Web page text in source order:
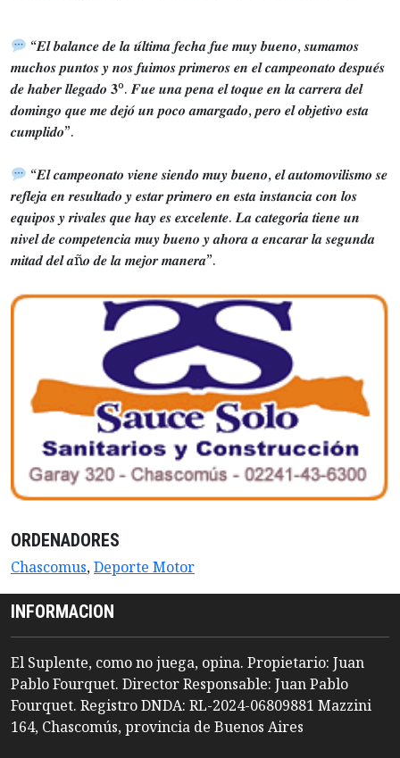
“𝑬𝒍 𝒃𝒂𝒍𝒂𝒏𝒄𝒆 𝒅𝒆 𝒍𝒂 𝒖́𝒍𝒕𝒊𝒎𝒂 𝒇𝒆𝒄𝒉𝒂 𝒇𝒖𝒆 𝒎𝒖𝒚 𝒃𝒖𝒆𝒏𝒐, 𝒔𝒖𝒎𝒂𝒎𝒐𝒔
𝒎𝒖𝒄𝒉𝒐𝒔 𝒑𝒖𝒏𝒕𝒐𝒔 𝒚 𝒏𝒐𝒔 𝒇𝒖𝒊𝒎𝒐𝒔 𝒑𝒓𝒊𝒎𝒆𝒓𝒐𝒔 𝒆𝒏 𝒆𝒍 𝒄𝒂𝒎𝒑𝒆𝒐𝒏𝒂𝒕𝒐 𝒅𝒆𝒔𝒑𝒖𝒆́𝒔
𝒅𝒆 𝒉𝒂𝒃𝒆𝒓 𝒍𝒍𝒆𝒈𝒂𝒅𝒐 𝟑º. 𝑭𝒖𝒆 𝒖𝒏𝒂 𝒑𝒆𝒏𝒂 𝒆𝒍 𝒕𝒐𝒒𝒖𝒆 𝒆𝒏 𝒍𝒂 𝒄𝒂𝒓𝒓𝒆𝒓𝒂 𝒅𝒆𝒍
𝒅𝒐𝒎𝒊𝒏𝒈𝒐 𝒒𝒖𝒆 𝒎𝒆 𝒅𝒆𝒋𝒐́ 𝒖𝒏 𝒑𝒐𝒄𝒐 𝒂𝒎𝒂𝒓𝒈𝒂𝒅𝒐, 𝒑𝒆𝒓𝒐 𝒆𝒍 𝒐𝒃𝒋𝒆𝒕𝒊𝒗𝒐 𝒆𝒔𝒕𝒂
𝒄𝒖𝒎𝒑𝒍𝒊𝒅𝒐”.
“𝑬𝒍 𝒄𝒂𝒎𝒑𝒆𝒐𝒏𝒂𝒕𝒐 𝒗𝒊𝒆𝒏𝒆 𝒔𝒊𝒆𝒏𝒅𝒐 𝒎𝒖𝒚 𝒃𝒖𝒆𝒏𝒐, 𝒆𝒍 𝒂𝒖𝒕𝒐𝒎𝒐𝒗𝒊𝒍𝒊𝒔𝒎𝒐 𝒔𝒆
𝒓𝒆𝒇𝒍𝒆𝒋𝒂 𝒆𝒏 𝒓𝒆𝒔𝒖𝒍𝒕𝒂𝒅𝒐 𝒚 𝒆𝒔𝒕𝒂𝒓 𝒑𝒓𝒊𝒎𝒆𝒓𝒐 𝒆𝒏 𝒆𝒔𝒕𝒂 𝒊𝒏𝒔𝒕𝒂𝒏𝒄𝒊𝒂 𝒄𝒐𝒏 𝒍𝒐𝒔
𝒆𝒒𝒖𝒊𝒑𝒐𝒔 𝒚 𝒓𝒊𝒗𝒂𝒍𝒆𝒔 𝒒𝒖𝒆 𝒉𝒂𝒚 𝒆𝒔 𝒆𝒙𝒄𝒆𝒍𝒆𝒏𝒕𝒆. 𝑳𝒂 𝒄𝒂𝒕𝒆𝒈𝒐𝒓𝒊́𝒂 𝒕𝒊𝒆𝒏𝒆 𝒖𝒏
𝒏𝒊𝒗𝒆𝒍 𝒅𝒆 𝒄𝒐𝒎𝒑𝒆𝒕𝒆𝒏𝒄𝒊𝒂 𝒎𝒖𝒚 𝒃𝒖𝒆𝒏𝒐 𝒚 𝒂𝒉𝒐𝒓𝒂 𝒂 𝒆𝒏𝒄𝒂𝒓𝒂𝒓 𝒍𝒂 𝒔𝒆𝒈𝒖𝒏𝒅𝒂
𝒎𝒊𝒕𝒂𝒅 𝒅𝒆𝒍 𝒂ñ𝒐 𝒅𝒆 𝒍𝒂 𝒎𝒆𝒋𝒐𝒓 𝒎𝒂𝒏𝒆𝒓𝒂”.
ORDENADORES
Chascomus,Deporte Motor
INFORMACION
El Suplente, como no juega, opina. Propietario: Juan
Pablo Fourquet. Director Responsable: Juan Pablo
Fourquet. Registro DNDA: RL-2024-06809881 Mazzini
164, Chascomús, provincia de Buenos Aires